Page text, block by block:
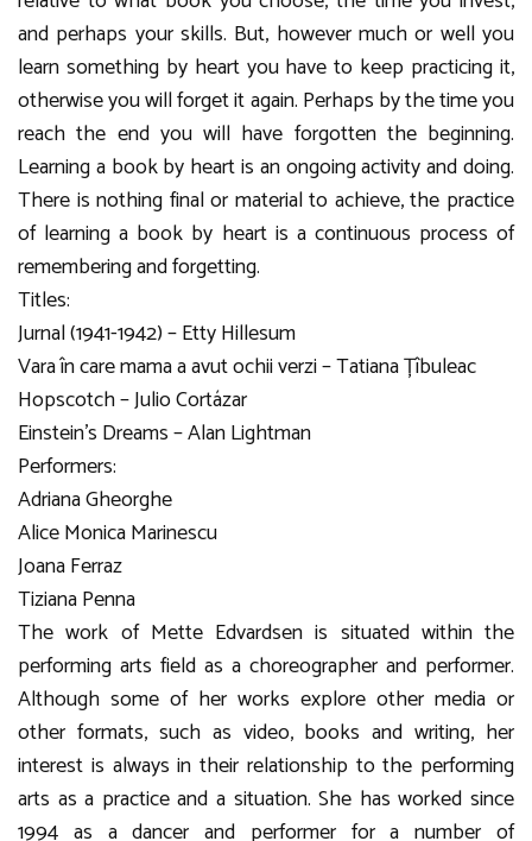
and perhaps your skills. But, however much or well you
learn something by heart you have to keep practicing it,
otherwise you will forget it again. Perhaps by the time you
reach the end you will have forgotten the beginning.
Learning a book by heart is an ongoing activity and doing.
There is nothing final or material to achieve, the practice
of learning a book by heart is a continuous process of
remembering and forgetting.
Titles:
Jurnal (1941-1942) – Etty Hillesum
Vara în care mama a avut ochii verzi – Tatiana Țîbuleac
Hopscotch – Julio Cortázar
Einstein’s Dreams – Alan Lightman
Performers:
Adriana Gheorghe
Alice Monica Marinescu
Joana Ferraz
Tiziana Penna
The work of Mette Edvardsen is situated within the
performing arts field as a choreographer and performer.
Although some of her works explore other media or
other formats, such as video, books and writing, her
interest is always in their relationship to the performing
arts as a practice and a situation. She has worked since
1994 as a dancer and performer for a number of